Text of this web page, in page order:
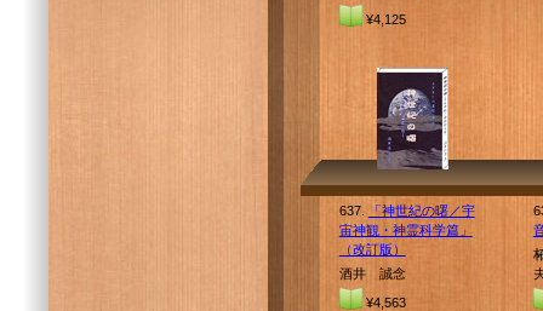
¥4,125
637.
「神世紀の曙／宇
宙神観・神霊科学篇」
（改訂版）
酒井 誠念
¥4,563